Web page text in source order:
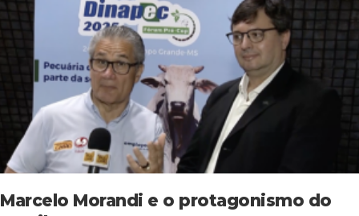
Marcelo Morandi e o protagonismo do